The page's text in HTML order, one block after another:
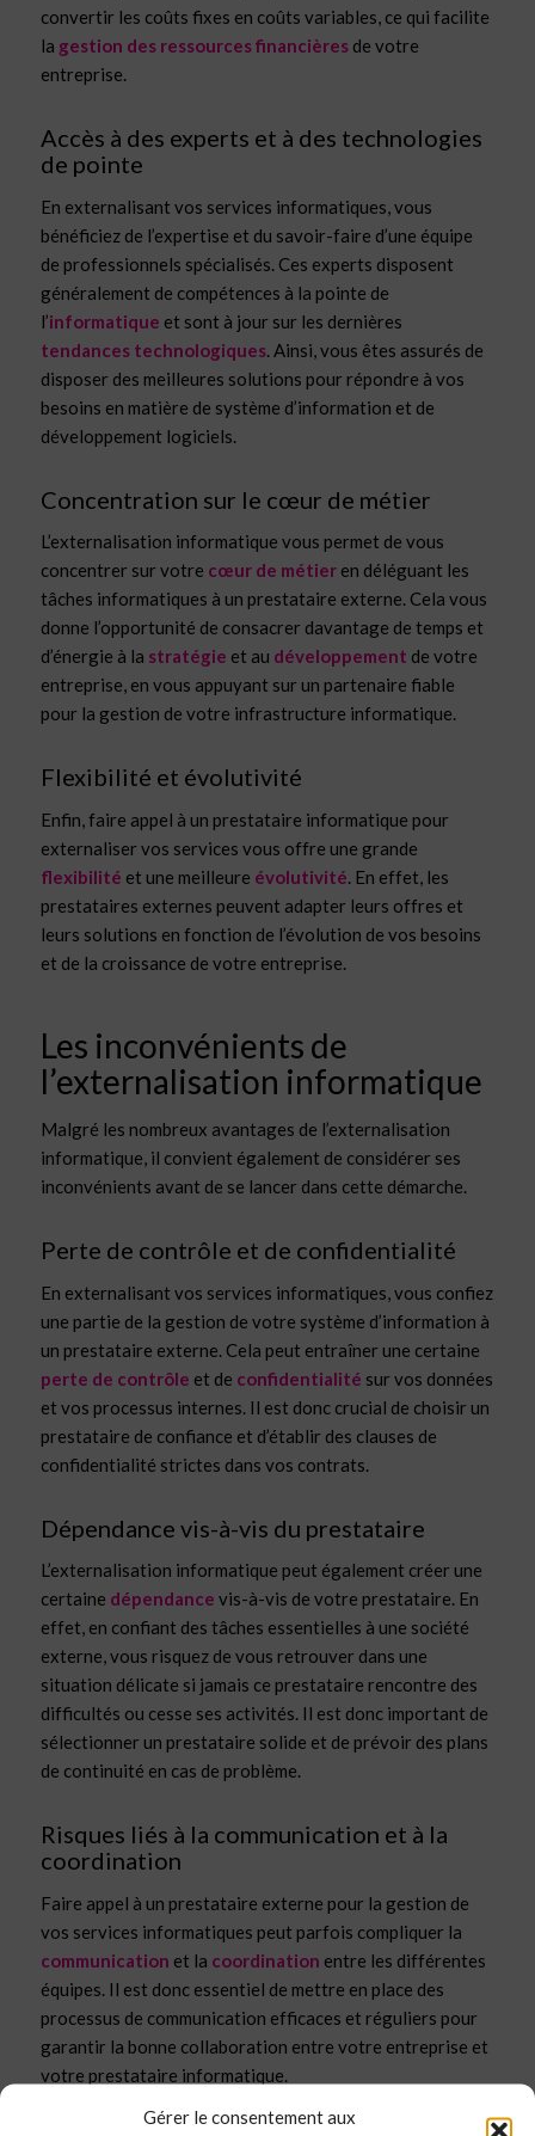
Gérer le consentement aux
convertir les coûts fixes en coûts variables, ce qui facilite
la gestion des ressources financièresde votre
entreprise.
Accès à des experts et à des technologies
de pointe
En externalisant vos services informatiques, vous
bénéficiez de l’expertise et du savoir-faire d’une équipe
de professionnels spécialisés. Ces experts disposent
généralement de compétences à la pointe de
l’informatique et sont à jour sur les dernières
tendances technologiques. Ainsi, vous êtes assurés de
disposer des meilleures solutions pour répondre à vos
besoins en matière de système d’information et de
développement logiciels.
Concentration sur le cœur de métier
L’externalisation informatique vous permet de vous
concentrer sur votre cœur de métieren déléguant les
tâches informatiques à un prestataire externe. Cela vous
donne l’opportunité de consacrer davantage de temps et
d’énergie à la stratégie et au développement de votre
entreprise, en vous appuyant sur un partenaire fiable
pour la gestion de votre infrastructure informatique.
Flexibilité et évolutivité
Enfin, faire appel à un prestataire informatique pour
externaliser vos services vous offre une grande
flexibilité et une meilleure évolutivité. En effet, les
prestataires externes peuvent adapter leurs offres et
leurs solutions en fonction de l’évolution de vos besoins
et de la croissance de votre entreprise.
Les inconvénients de
l’externalisation informatique
Malgré les nombreux avantages de l’externalisation
informatique, il convient également de considérer ses
inconvénients avant de se lancer dans cette démarche.
Perte de contrôle et de confidentialité
En externalisant vos services informatiques, vous confiez
une partie de la gestion de votre système d’information à
un prestataire externe. Cela peut entraîner une certaine
perte de contrôle et de confidentialité sur vos données
et vos processus internes. Il est donc crucial de choisir un
prestataire de confiance et d’établir des clauses de
confidentialité strictes dans vos contrats.
Dépendance vis-à-vis du prestataire
L’externalisation informatique peut également créer une
certaine dépendance vis-à-vis de votre prestataire. En
effet, en confiant des tâches essentielles à une société
externe, vous risquez de vous retrouver dans une
situation délicate si jamais ce prestataire rencontre des
difficultés ou cesse ses activités. Il est donc important de
sélectionner un prestataire solide et de prévoir des plans
de continuité en cas de problème.
Risques liés à la communication et à la
coordination
Faire appel à un prestataire externe pour la gestion de
vos services informatiques peut parfois compliquer la
communication et la coordination entre les différentes
équipes. Il est donc essentiel de mettre en place des
processus de communication efficaces et réguliers pour
garantir la bonne collaboration entre votre entreprise et
votre prestataire informatique.